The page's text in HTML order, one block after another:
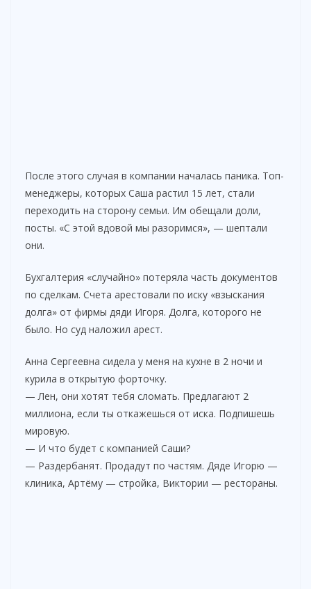
После этого случая в компании началась паника. Топ-
менеджеры, которых Саша растил 15 лет, стали
переходить на сторону семьи. Им обещали доли,
посты. «С этой вдовой мы разоримся», — шептали
они.
Бухгалтерия «случайно» потеряла часть документов
по сделкам. Счета арестовали по иску «взыскания
долга» от фирмы дяди Игоря. Долга, которого не
было. Но суд наложил арест.
Анна Сергеевна сидела у меня на кухне в 2 ночи и
курила в открытую форточку.
— Лен, они хотят тебя сломать. Предлагают 2
миллиона, если ты откажешься от иска. Подпишешь
мировую.
— И что будет с компанией Саши?
— Раздербанят. Продадут по частям. Дяде Игорю —
клиника, Артёму — стройка, Виктории — рестораны.